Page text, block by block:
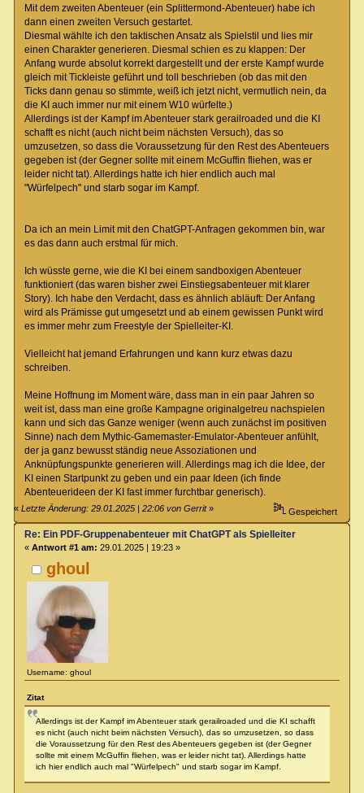
Mit dem zweiten Abenteuer (ein Splittermond-Abenteuer) habe ich
dann einen zweiten Versuch gestartet.
Diesmal wählte ich den taktischen Ansatz als Spielstil und lies mir
einen Charakter generieren. Diesmal schien es zu klappen: Der
Anfang wurde absolut korrekt dargestellt und der erste Kampf wurde
gleich mit Tickleiste geführt und toll beschrieben (ob das mit den
Ticks dann genau so stimmte, weiß ich jetzt nicht, vermutlich nein, da
die KI auch immer nur mit einem W10 würfelte.)
Allerdings ist der Kampf im Abenteuer stark gerailroaded und die KI
schafft es nicht (auch nicht beim nächsten Versuch), das so
umzusetzen, so dass die Voraussetzung für den Rest des Abenteuers
gegeben ist (der Gegner sollte mit einem McGuffin fliehen, was er
leider nicht tat). Allerdings hatte ich hier endlich auch mal
"Würfelpech" und starb sogar im Kampf.
Da ich an mein Limit mit den ChatGPT-Anfragen gekommen bin, war
es das dann auch erstmal für mich.
Ich wüsste gerne, wie die KI bei einem sandboxigen Abenteuer
funktioniert (das waren bisher zwei Einstiegsabenteuer mit klarer
Story). Ich habe den Verdacht, dass es ähnlich abläuft: Der Anfang
wird als Prämisse gut umgesetzt und ab einem gewissen Punkt wird
es immer mehr zum Freestyle der Spielleiter-KI.
Vielleicht hat jemand Erfahrungen und kann kurz etwas dazu
schreiben.
Meine Hoffnung im Moment wäre, dass man in ein paar Jahren so
weit ist, dass man eine große Kampagne originalgetreu nachspielen
kann und sich das Ganze weniger (wenn auch zunächst im positiven
Sinne) nach dem Mythic-Gamemaster-Emulator-Abenteuer anfühlt,
der ja ganz bewusst ständig neue Assoziationen und
Anknüpfungspunkte generieren will. Allerdings mag ich die Idee, der
KI einen Startpunkt zu geben und ein paar Ideen (ich finde
Abenteuerideen der KI fast immer furchtbar generisch).
«Letzte Änderung: 29.01.2025 | 22:06 von Gerrit» Gespeichert
ghoul
Username: ghoul
Re: Ein PDF-Gruppenabenteuer mit ChatGPT als Spielleiter
« Antwort #1 am: 29.01.2025 | 19:23 »
Zitat
Allerdings ist der Kampf im Abenteuer stark gerailroaded und die KI schafft
es nicht (auch nicht beim nächsten Versuch), das so umzusetzen, so dass
die Voraussetzung für den Rest des Abenteuers gegeben ist (der Gegner
sollte mit einem McGuffin fliehen, was er leider nicht tat). Allerdings hatte
ich hier endlich auch mal "Würfelpech" und starb sogar im Kampf.